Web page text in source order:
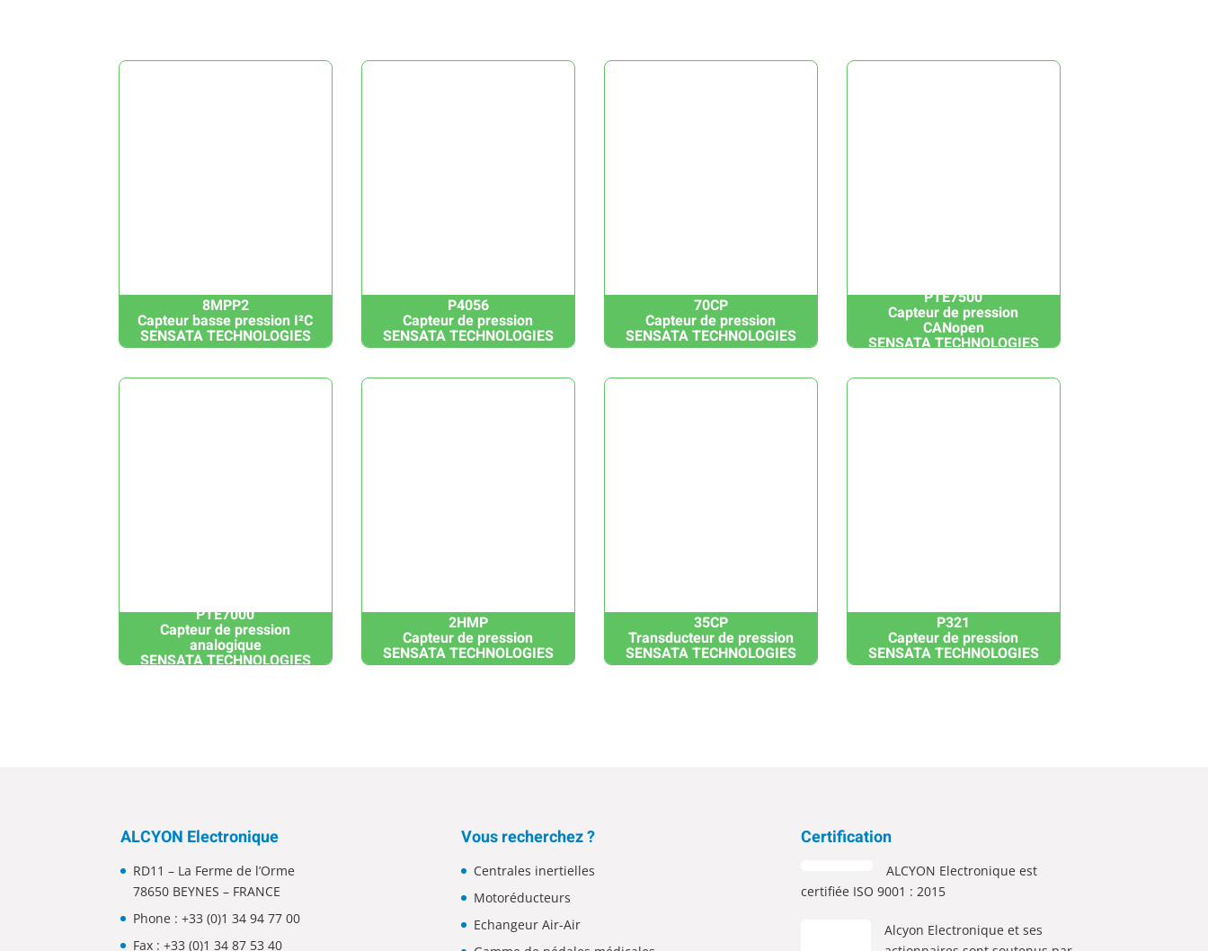
8MPP2
Capteur basse pression I²C
SENSATA TECHNOLOGIES
P4056
Capteur de pression
SENSATA TECHNOLOGIES
70CP
Capteur de pression
SENSATA TECHNOLOGIES
PTE7500
Capteur de pression
CANopen
SENSATA TECHNOLOGIES
PTE7000
Capteur de pression
analogique
SENSATA TECHNOLOGIES
2HMP
Capteur de pression
SENSATA TECHNOLOGIES
35CP
Transducteur de pression
SENSATA TECHNOLOGIES
P321
Capteur de pression
SENSATA TECHNOLOGIES
ALCYON Electronique
RD11 – La Ferme de l’Orme
78650 BEYNES – FRANCE
Phone :+33 (0)1 34 94 77 00
Fax : +33 (0)1 34 87 53 40
Vous recherchez ?
Centrales inertielles
Motoréducteurs
Echangeur Air-Air
Certification
ALCYON Electronique est
certifiée ISO 9001 : 2015
Alcyon Electronique et ses